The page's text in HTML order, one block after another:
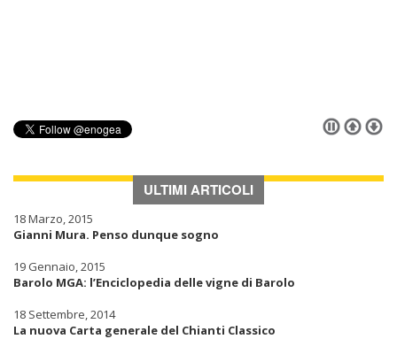
ULTIMI ARTICOLI
18 Marzo, 2015
Gianni Mura. Penso dunque sogno
19 Gennaio, 2015
Barolo MGA: l’Enciclopedia delle vigne di Barolo
18 Settembre, 2014
La nuova Carta generale del Chianti Classico